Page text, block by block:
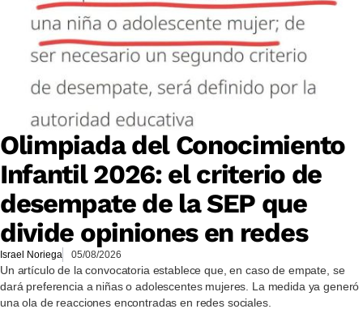
Olimpiada del Conocimiento
Infantil 2026: el criterio de
desempate de la SEP que
divide opiniones en redes
Israel Noriega 05/08/2026
Un artículo de la convocatoria establece que, en caso de empate, se
dará preferencia a niñas o adolescentes mujeres. La medida ya generó
una ola de reacciones encontradas en redes sociales.